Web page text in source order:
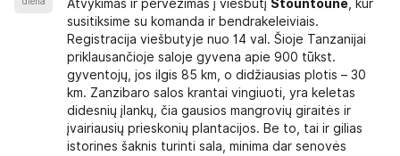
Atvykimas ir pervežimas į viešbutį Stountoune , kur
susitiksime su komanda ir bendrakeleiviais.
Registracija viešbutyje nuo 14 val. Šioje Tanzanijai
priklausančioje saloje gyvena apie 900 tūkst.
gyventojų, jos ilgis 85 km, o didžiausias plotis – 30
km. Zanzibaro salos krantai vingiuoti, yra keletas
didesnių įlankų, čia gausios mangrovių giraitės ir
įvairiausių prieskonių plantacijos. Be to, tai ir gilias
istorines šaknis turinti sala, minima dar senovės